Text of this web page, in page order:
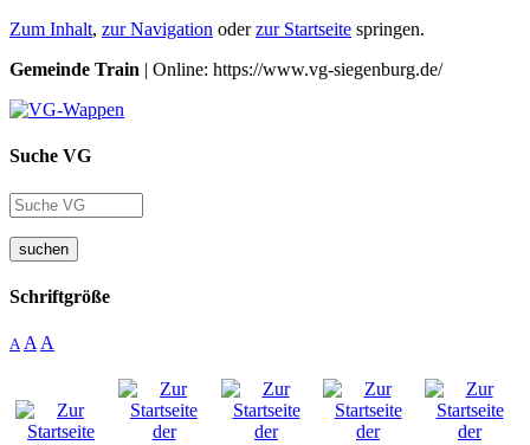
Zum Inhalt, zur Navigation oderzur Startseite springen.
Gemeinde Train | Online: https://www.vg-siegenburg.de/
Suche VG
suchen
Schriftgröße
A A A